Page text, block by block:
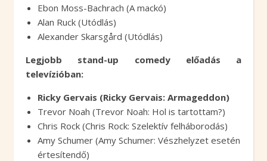
Ebon Moss-Bachrach (A mackó)
Alan Ruck (Utódlás)
Alexander Skarsgård (Utódlás)
Legjobb stand-up comedy előadás a
televízióban:
Ricky Gervais (Ricky Gervais: Armageddon)
Trevor Noah (Trevor Noah: Hol is tartottam?)
Chris Rock (Chris Rock: Szelektív felháborodás)
Amy Schumer (Amy Schumer: Vészhelyzet esetén
értesítendő)